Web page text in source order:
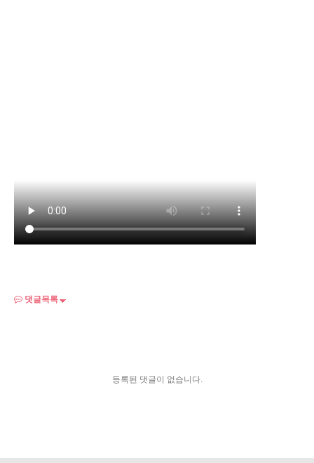
댓글목록
등록된 댓글이 없습니다.